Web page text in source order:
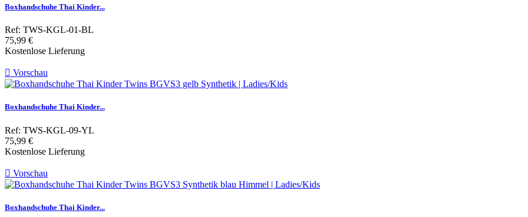
Boxhandschuhe Thai Kinder...
Ref: TWS-KGL-01-BL
Preis
75,99 €
Kostenlose Lieferung
 Vorschau
Boxhandschuhe Thai Kinder...
Ref: TWS-KGL-09-YL
Preis
75,99 €
Kostenlose Lieferung
 Vorschau
Boxhandschuhe Thai Kinder...